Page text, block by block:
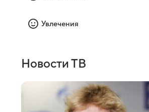
Увлечения
Новости ТВ